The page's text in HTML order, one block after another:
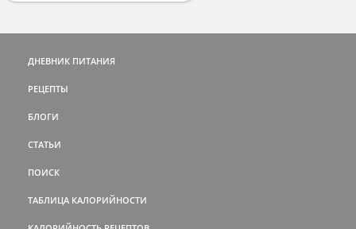
ДНЕВНИК ПИТАНИЯ
РЕЦЕПТЫ
БЛОГИ
СТАТЬИ
ПОИСК
ТАБЛИЦА КАЛОРИЙНОСТИ